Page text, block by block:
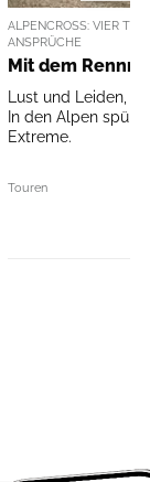
ALPENCROSS: VIER
ANSPRÜCHE
Mit dem
Lust und Leiden,
In den Alpen
Extreme.
Touren